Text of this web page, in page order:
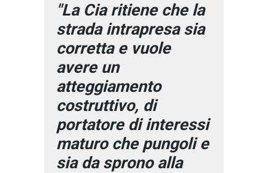
"La Cia ritiene che la
strada intrapresa sia
corretta e vuole
avere un
atteggiamento
costruttivo, di
portatore di interessi
maturo che pungoli e
sia da sprono alla